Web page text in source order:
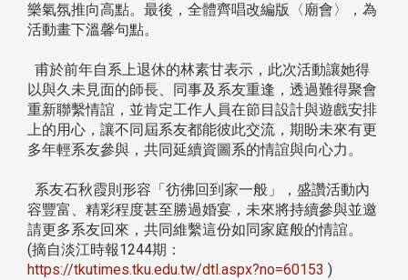
樂氣氛推向高點。最後，全體齊唱改編版〈廟會〉，為
活動畫下溫馨句點。
甫於前年自系上退休的林素甘表示，此次活動讓她得
以與久未見面的師長、同事及系友重逢，透過難得聚會
重新聯繫情誼，並肯定工作人員在節目設計與遊戲安排
上的用心，讓不同屆系友都能彼此交流，期盼未來有更
多年輕系友參與，共同延續資圖系的情誼與向心力。
系友石秋霞則形容「彷彿回到家一般」，盛讚活動內
容豐富、精彩程度甚至勝過婚宴，未來將持續參與並邀
請更多系友回來，共同維繫這份如同家庭般的情誼。
(摘自淡江時報1244期：
https://tkutimes.tku.edu.tw/dtl.aspx?no=60153 )